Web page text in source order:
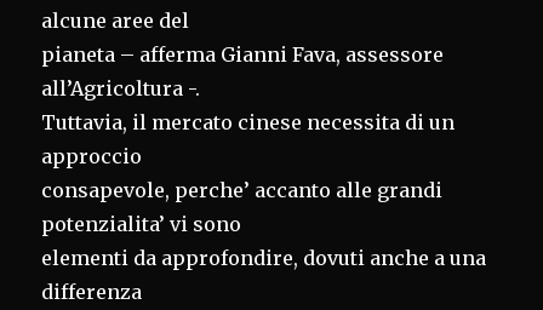
alcune aree del
pianeta – afferma Gianni Fava, assessore
all’Agricoltura -.
Tuttavia, il mercato cinese necessita di un
approccio
consapevole, perche’ accanto alle grandi
potenzialita’ vi sono
elementi da approfondire, dovuti anche a una
differenza